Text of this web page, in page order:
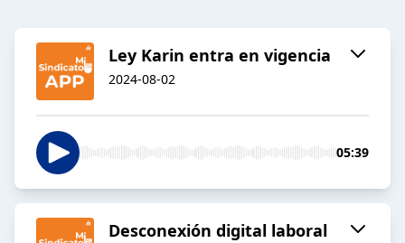
Ley Karin entra en vigencia
2024-08-02
05:39
Desconexión digital laboral